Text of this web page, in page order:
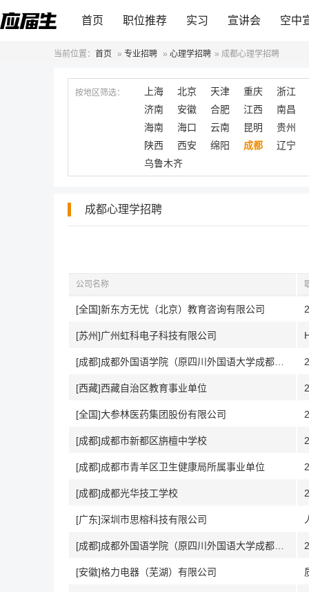
首页 职位推荐 实习 宣讲会 空中
当前位置： 首页 » 专业招聘 » 心理学招聘 » 成都心理学招聘
按地区筛选： 上海 北京 天津 重庆
浙江
济南
安徽 合肥 江西
南昌
海南
海口 云南 昆明
贵州
陕西
西安 绵阳 成都
辽宁
乌鲁木齐
成都心理学招聘
公司名称
[全国]新东方无忧（北京）教育咨询有限公司
[苏州]广州虹科电子科技有限公司
[西藏]西藏自治区教育事业单位
[全国]大参林医药集团股份有限公司
[成都]成都市新都区旃檀中学校
[成都]成都市青羊区卫生健康局所属事业单位
[成都]成都光华技工学校
[广东]深圳市思榕科技有限公司
[安徽]格力电器（芜湖）有限公司